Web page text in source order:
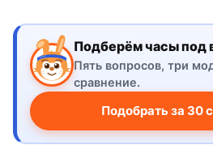
Подберём часы под
Пять вопросов, три
сравнение.
Подобрать за 30